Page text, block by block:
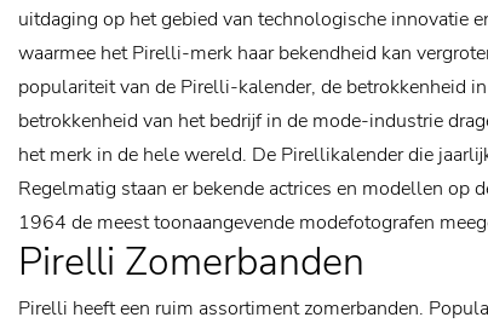
uitdaging op het gebied van technologische innovatie
waarmee het Pirelli-merk haar bekendheid kan
populariteit van de Pirelli-kalender, de betrokkenheid
betrokkenheid van het bedrijf in de mode-industrie
het merk in de hele wereld. De Pirellikalender die
Regelmatig staan er bekende actrices en modellen op
1964 de meest toonaangevende modefotografen
Pirelli Zomerbanden
Pirelli heeft een ruim assortiment zomerbanden.